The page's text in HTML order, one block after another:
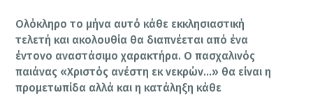
Ολόκληρο το μήνα αυτό κάθε εκκλησιαστική
τελετή και ακολουθία θα διαπνέεται από ένα
έντονο αναστάσιμο χαρακτήρα. Ο πασχαλινός
παιάνας «Χριστός ανέστη εκ νεκρών…» θα είναι η
προμετωπίδα αλλά και η κατάληξη κάθε